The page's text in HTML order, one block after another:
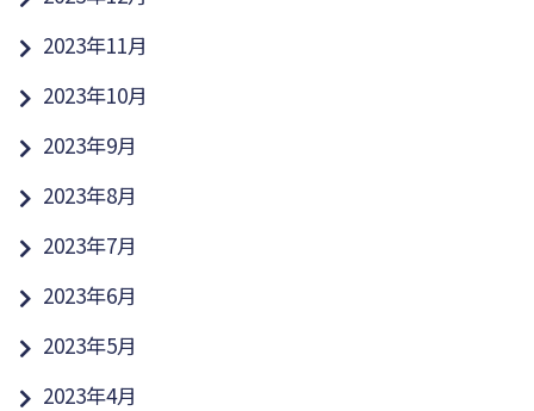
2023年11月
2023年10月
2023年9月
2023年8月
2023年7月
2023年6月
2023年5月
2023年4月